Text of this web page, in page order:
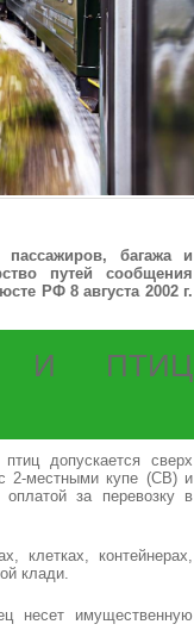
пассажиров, багажа и
путей сообщения
РФ 8 августа 2002 г.
И ПТИЦ
допускается сверх
2-местными купе (СВ) и
за перевозку в
клетках, контейнерах,
клади.
несет имущественную